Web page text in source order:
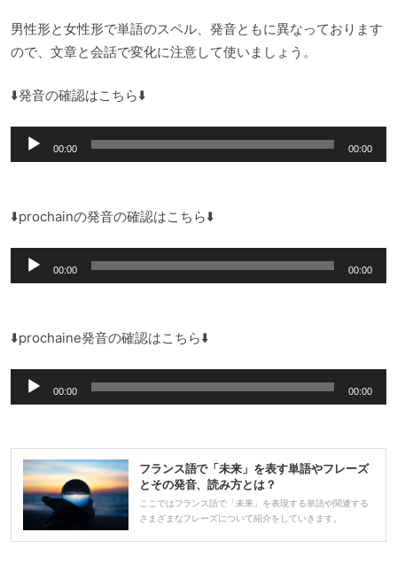
男性形と女性形で単語のスペル、発音ともに異なっております
ので、文章と会話で変化に注意して使いましょう。
⬇️発音の確認はこちら⬇️
声
レ
ー
00:00 00:00
⬇️prochainの発音の確認はこちら⬇️
声
レ
ー
00:00 00:00
⬇️prochaine発音の確認はこちら⬇️
声
レ
ー
ヤ
ー
00:00 00:00
フランス語で「未来」を表す単語やフレーズ
とその発音、読み方とは？
ここではフランス語で「未来」を表現する単語や関連する
さまざまなフレーズについて紹介をしていきます。